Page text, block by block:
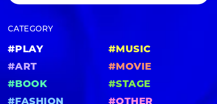
CATEGORY
#PLAY
#MUSIC
#ART
#MOVIE
#BOOK
#STAGE
#FASHION
#OTHER